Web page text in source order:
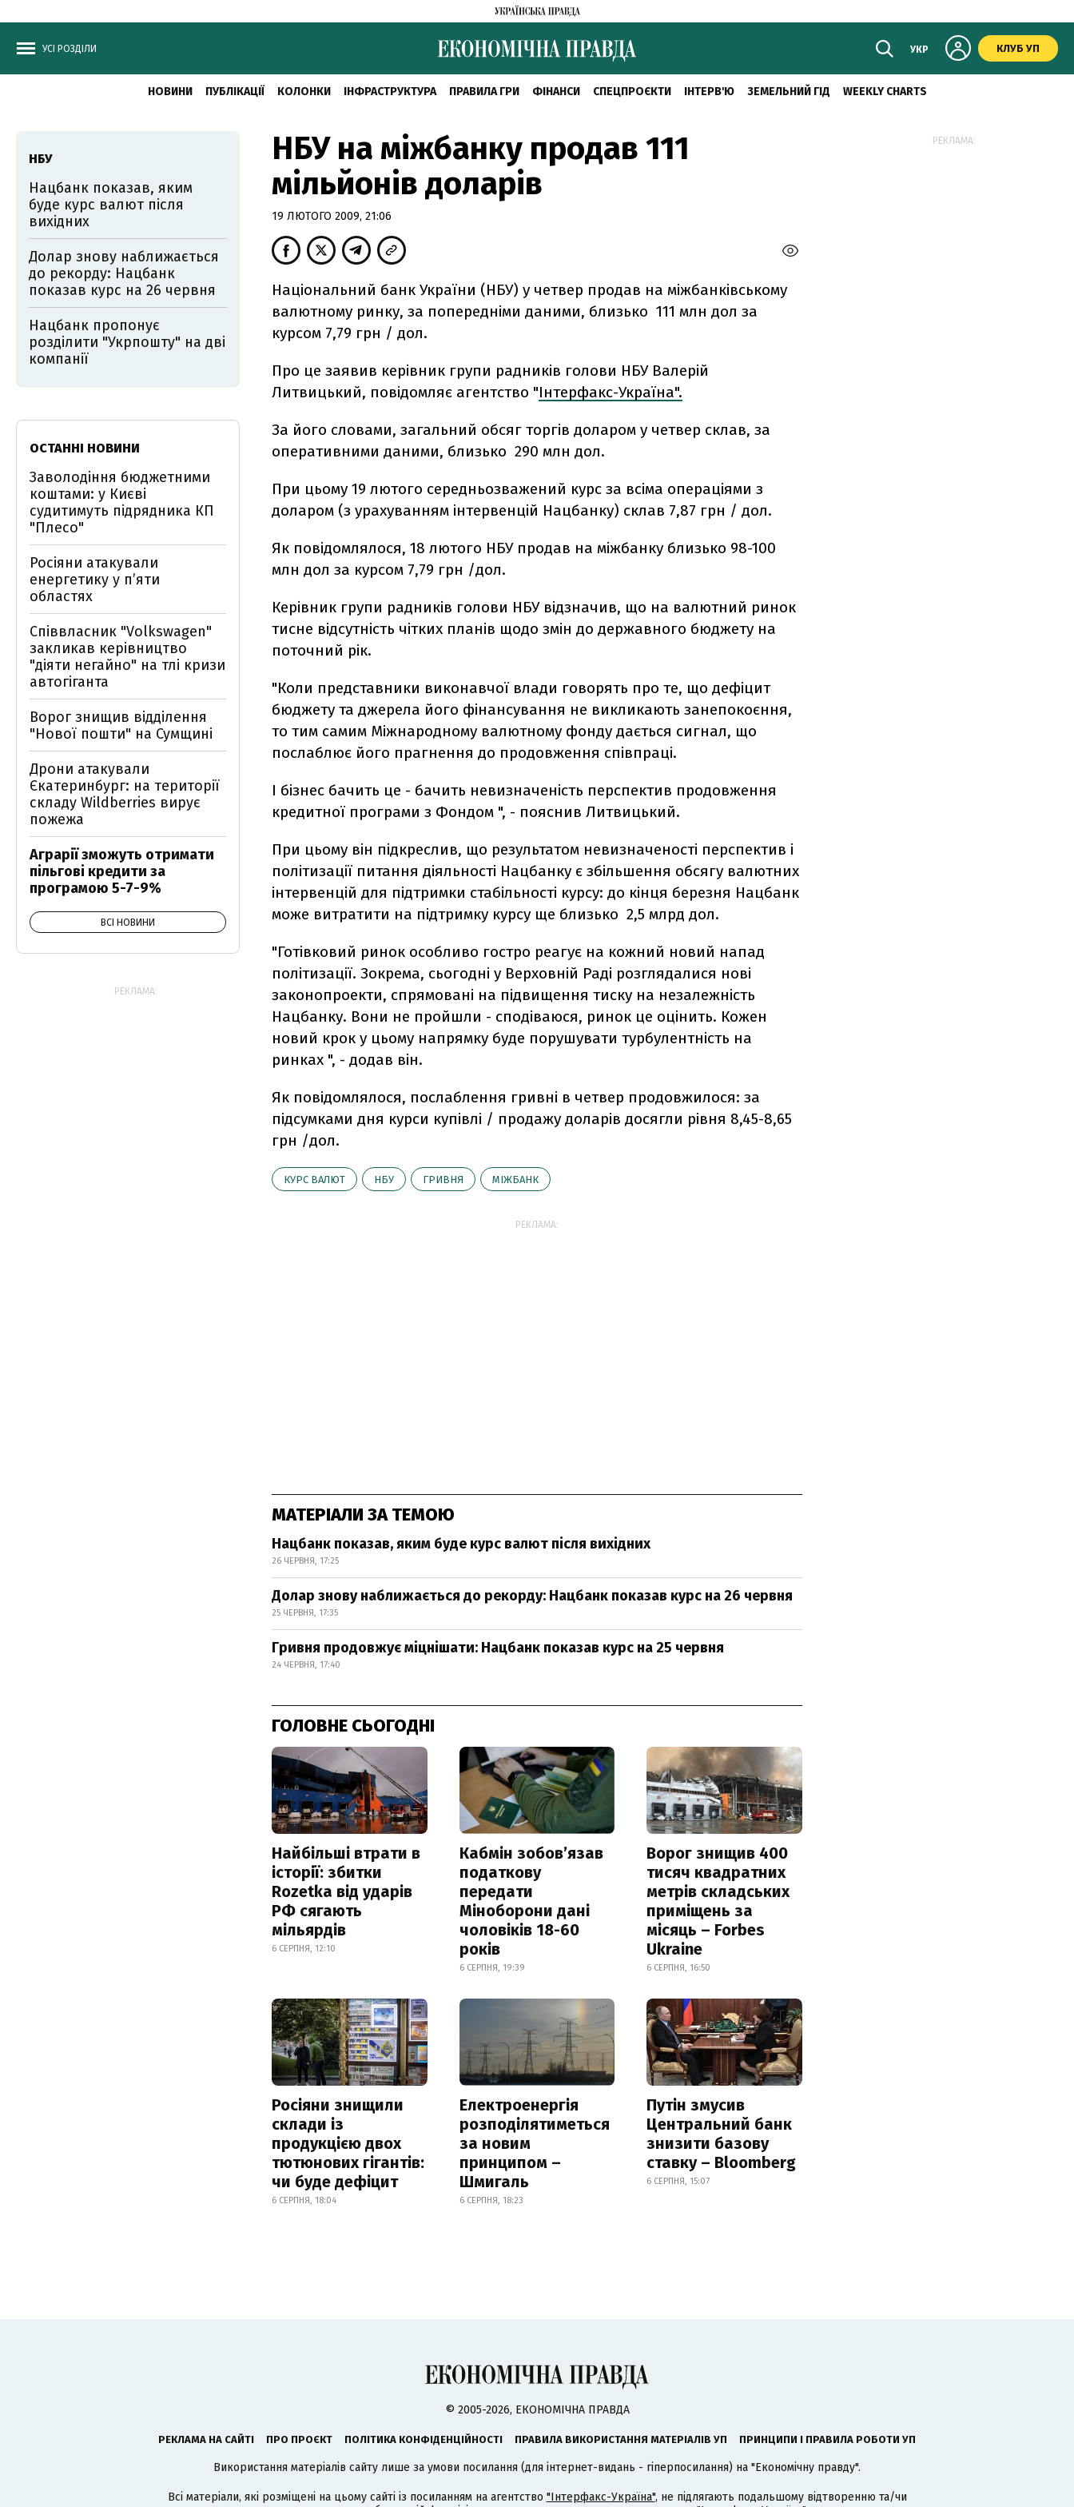
УСІ РОЗДІЛИ УКР КЛУБ УП
НОВИНИ ПУБЛІКАЦІЇ КОЛОНКИ ІНФРАСТРУКТУРА ПРАВИЛА ГРИ ФІНАНСИ СПЕЦПРОЄКТИ ІНТЕРВ'Ю ЗЕМЕЛЬНИЙ ГІД WEEKLY CHARTS
НБУ на міжбанку продав 111
мільйонів доларів
19 ЛЮТОГО 2009, 21:06
Національний банк України (НБУ) у четвер продав на міжбанківському
валютному ринку, за попередніми даними, близько 111 млн дол за
курсом 7,79 грн / дол.
Про це заявив керівник групи радників голови НБУ Валерій
Литвицький, повідомляє агентство "Інтерфакс-Україна".
За його словами, загальний обсяг торгів доларом у четвер склав, за
оперативними даними, близько 290 млн дол.
При цьому 19 лютого середньозважений курс за всіма операціями з
доларом (з урахуванням інтервенцій Нацбанку) склав 7,87 грн / дол.
Як повідомлялося, 18 лютого НБУ продав на міжбанку близько 98-100
млн дол за курсом 7,79 грн /дол.
Керівник групи радників голови НБУ відзначив, що на валютний ринок
тисне відсутність чітких планів щодо змін до державного бюджету на
поточний рік.
"Коли представники виконавчої влади говорять про те, що дефіцит
бюджету та джерела його фінансування не викликають занепокоєння,
то тим самим Міжнародному валютному фонду дається сигнал, що
послаблює його прагнення до продовження співпраці.
І бізнес бачить це - бачить невизначеність перспектив продовження
кредитної програми з Фондом ", - пояснив Литвицький.
При цьому він підкреслив, що результатом невизначеності перспектив і
політизації питання діяльності Нацбанку є збільшення обсягу валютних
інтервенцій для підтримки стабільності курсу: до кінця березня Нацбанк
може витратити на підтримку курсу ще близько 2,5 млрд дол.
"Готівковий ринок особливо гостро реагує на кожний новий напад
політизації. Зокрема, сьогодні у Верховній Раді розглядалися нові
законопроекти, спрямовані на підвищення тиску на незалежність
Нацбанку. Вони не пройшли - сподіваюся, ринок це оцінить. Кожен
новий крок у цьому напрямку буде порушувати турбулентність на
ринках ", - додав він.
Як повідомлялося, послаблення гривні в четвер продовжилося: за
підсумками дня курси купівлі / продажу доларів досягли рівня 8,45-8,65
грн /дол.
КУРС ВАЛЮТ НБУ ГРИВНЯ МІЖБАНК
РЕКЛАМА:
МАТЕРІАЛИ ЗА ТЕМОЮ
Нацбанк показав, яким буде курс валют після вихідних
26 ЧЕРВНЯ, 17:25
Долар знову наближається до рекорду: Нацбанк показав курс на 26 червня
25 ЧЕРВНЯ, 17:35
Гривня продовжує міцнішати: Нацбанк показав курс на 25 червня
24 ЧЕРВНЯ, 17:40
ГОЛОВНЕ СЬОГОДНІ
Найбільші втрати в
історії: збитки
Rozetka від ударів
РФ сягають
мільярдів
6 СЕРПНЯ, 12:10
Кабмін зобовʼязав
податкову
передати
Міноборони дані
чоловіків 18-60
років
6 СЕРПНЯ, 19:39
Ворог знищив 400
тисяч квадратних
метрів складських
приміщень за
місяць – Forbes
Ukraine
6 СЕРПНЯ, 16:50
Росіяни знищили
склади із
продукцією двох
тютюнових гігантів:
чи буде дефіцит
6 СЕРПНЯ, 18:04
Електроенергія
розподілятиметься
за новим
принципом –
Шмигаль
6 СЕРПНЯ, 18:23
Путін змусив
Центральний банк
знизити базову
ставку – Bloomberg
6 СЕРПНЯ, 15:07
НБУ
Нацбанк показав, яким
буде курс валют після
вихідних
Долар знову наближається
до рекорду: Нацбанк
показав курс на 26 червня
Нацбанк пропонує
розділити "Укрпошту" на дві
компанії
ОСТАННІ НОВИНИ
Заволодіння бюджетними
коштами: у Києві
судитимуть підрядника КП
"Плесо"
Росіяни атакували
енергетику у пʼяти
областях
Співвласник "Volkswagen"
закликав керівництво
"діяти негайно" на тлі кризи
автогіганта
Ворог знищив відділення
"Нової пошти" на Сумщині
Дрони атакували
Єкатеринбург: на території
складу Wildberries вирує
пожежа
Аграрії зможуть отримати
пільгові кредити за
програмою 5-7-9%
ВСІ НОВИНИ
РЕКЛАМА:
РЕКЛАМА:
© 2005-2026, ЕКОНОМІЧНА ПРАВДА
РЕКЛАМА НА САЙТІ ПРО ПРОЄКТ ПОЛІТИКА КОНФІДЕНЦІЙНОСТІ ПРАВИЛА ВИКОРИСТАННЯ МАТЕРІАЛІВ УП ПРИНЦИПИ І ПРАВИЛА РОБОТИ УП
Використання матеріалів сайту лише за умови посилання (для інтернет-видань - гіперпосилання) на "Економічну правду".
Всі матеріали, які розміщені на цьому сайті із посиланням на агентство "Інтерфакс-Україна", не підлягають подальшому відтворенню та/чи